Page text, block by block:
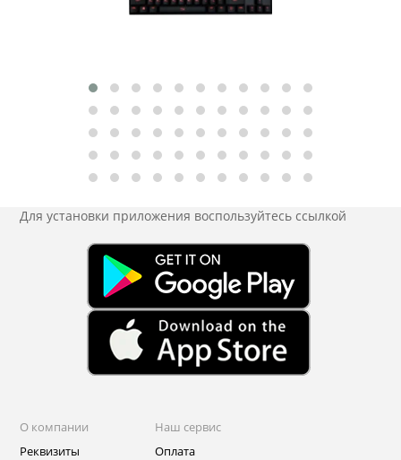
Для установки приложения воспользуйтесь ссылкой
О компании
Реквизиты
Наш сервис
Оплата